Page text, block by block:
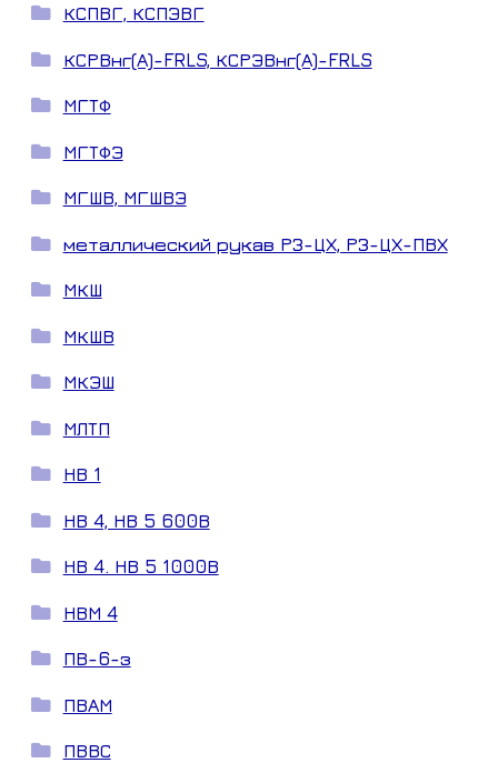
КСПВГ, КСПЭВГ
КСРВнг(А)-FRLS, КСРЭВнг(А)-FRLS
МГТФ
МГТФЭ
МГШВ, МГШВЭ
металлический рукав РЗ-ЦХ, РЗ-ЦХ-ПВХ
МКШ
МКШВ
МКЭШ
МЛТП
НВ 1
НВ 4, НВ 5 600В
НВ 4. НВ 5 1000В
НВМ 4
ПВ-6-з
ПВАМ
ПВВС